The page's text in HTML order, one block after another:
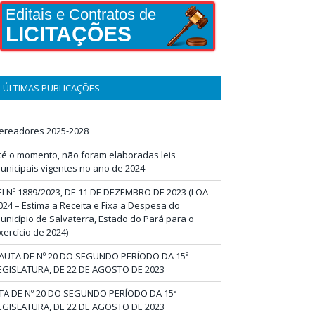
Editais e Contratos de
LICITAÇÕES
ÚLTIMAS PUBLICAÇÕES
2025-2028
o momento, não foram elaboradas leis
vigentes no ano de 2024
Nº 1889/2023, DE 11 DE DEZEMBRO DE 2023 (LOA
– Estima a Receita e Fixa a Despesa do
de Salvaterra, Estado do Pará para o
de 2024)
DE Nº 20 DO SEGUNDO PERÍODO DA 15ª
DE 22 DE AGOSTO DE 2023
DE Nº 20 DO SEGUNDO PERÍODO DA 15ª
DE 22 DE AGOSTO DE 2023